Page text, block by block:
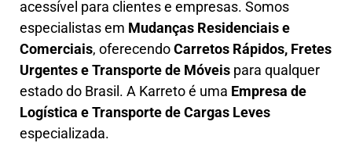
acessível para clientes e empresas. Somos
especialistas em Mudanças Residenciais e
Comerciais, oferecendoCarretos Rápidos, Fretes
Urgentes e Transporte de Móveis para qualquer
estado do Brasil. A Karretoé uma Empresa de
Logística e Transporte de Cargas Leves
especializada.